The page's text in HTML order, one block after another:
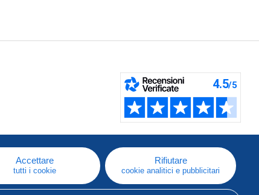
Accettare
tutti i cookie
Rifiutare
cookie analitici e pubblicitari